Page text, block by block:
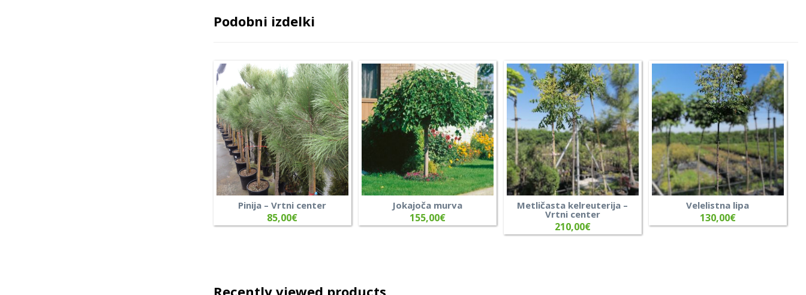
Podobni izdelki
Pinija – Vrtni center
85,00€
Jokajoča murva
155,00€
Metličasta kelreuterija –
Vrtni center
210,00€
Velelistna lipa
130,00€